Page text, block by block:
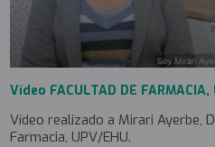
Vídeo FACULTAD DE FARMACIA,
Vídeo realizado a Mirari Ayerbe,
Farmacia, UPV/EHU.